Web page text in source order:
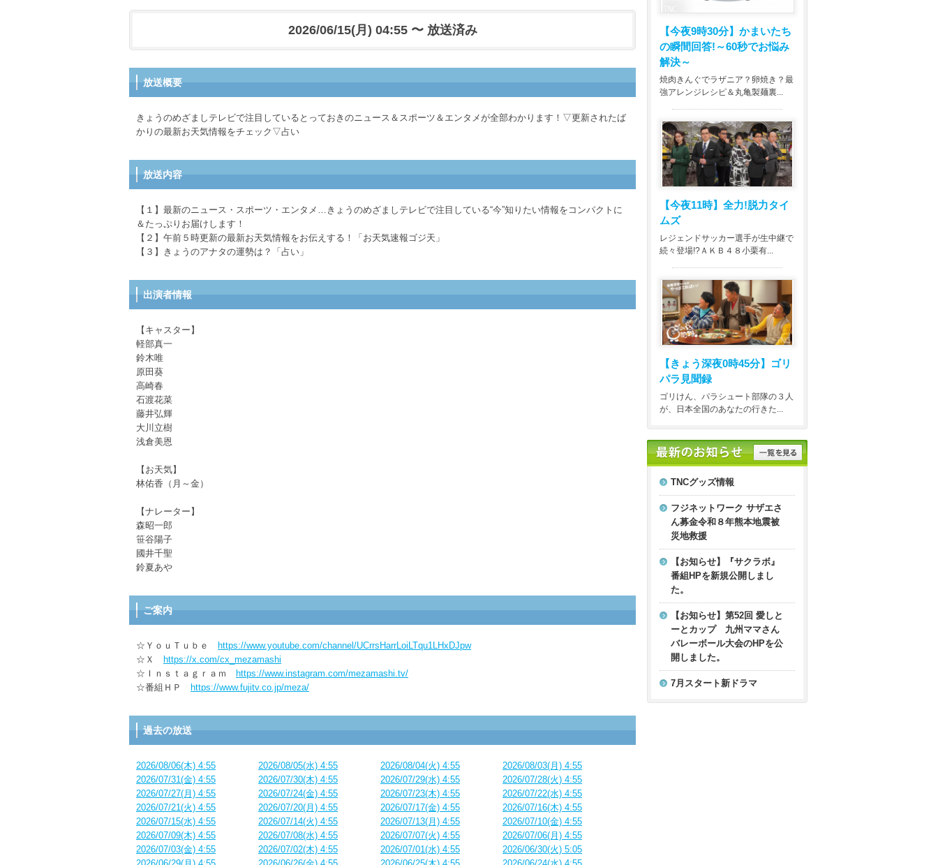
2026/06/15(月) 04:55 〜 放送済み
放送概要
きょうのめざましテレビで注目しているとっておきのニュース＆スポーツ＆エンタメが全部わかります！▽更新されたば
かりの最新お天気情報をチェック▽占い
放送内容
【１】最新のニュース・スポーツ・エンタメ…きょうのめざましテレビで注目している“今”知りたい情報をコンパクトに
＆たっぷりお届けします！
【２】午前５時更新の最新お天気情報をお伝えする！「お天気速報ゴジ天」
【３】きょうのアナタの運勢は？「占い」
出演者情報
【キャスター】
軽部真一
鈴木唯
原田葵
高崎春
石渡花菜
藤井弘輝
大川立樹
浅倉美恩
【お天気】
林佑香（月～金）
【ナレーター】
森昭一郎
笹谷陽子
國井千聖
鈴夏あや
ご案内
☆ＹｏｕＴｕｂｅ
https://www.youtube.com/channel/UCrrsHarrLoiLTqu1LHxDJpw
☆Ｘ
https://x.com/cx_mezamashi
☆Ｉｎｓｔａｇｒａｍ
https://www.instagram.com/mezamashi.tv/
☆番組ＨＰ
https://www.fujitv.co.jp/meza/
過去の放送
2026/08/06(木) 4:55 2026/08/05(水) 4:55 2026/08/04(火) 4:55
2026/08/03(月) 4:55
2026/07/31(金) 4:55
2026/07/30(木) 4:55 2026/07/29(水) 4:55
2026/07/28(火) 4:55
2026/07/27(月) 4:55
2026/07/24(金) 4:55 2026/07/23(木) 4:55
2026/07/22(水) 4:55
2026/07/21(火) 4:55
2026/07/20(月) 4:55 2026/07/17(金) 4:55
2026/07/16(木) 4:55
2026/07/15(水) 4:55
2026/07/14(火) 4:55 2026/07/13(月) 4:55
2026/07/10(金) 4:55
2026/07/09(木) 4:55
2026/07/08(水) 4:55 2026/07/07(火) 4:55
2026/07/06(月) 4:55
2026/07/03(金) 4:55
2026/07/02(木) 4:55 2026/07/01(水) 4:55
2026/06/30(火) 5:05
【今夜9時30分】 かまいたち
の瞬間回答!～60秒でお悩み
解決～
焼肉きんぐでラザニア？卵焼き？最
強アレンジレシピ＆丸亀製麺裏...
【今夜11時】 全力!脱力タイ
ムズ
レジェンドサッカー選手が生中継で
続々登場!?ＡＫＢ４８小栗有...
【きょう深夜0時45分】
ゴリ
パラ見聞録
ゴリけん、パラシュート部隊の３人
が、日本全国のあなたの行きた...
TNCグッズ情報
フジネットワーク サザエさ
ん募金令和８年熊本地震被
災地救援
【お知らせ】『サクラボ』
番組HPを新規公開しまし
た。
【お知らせ】第52回 愛しと
ーとカップ 九州ママさん
バレーボール大会のHPを公
開しました。
7月スタート新ドラマ